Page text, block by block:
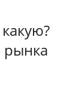
рынка